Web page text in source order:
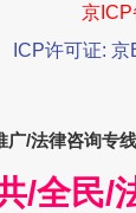
局
京
ICP许可证:
/法律咨询专线
/全民/